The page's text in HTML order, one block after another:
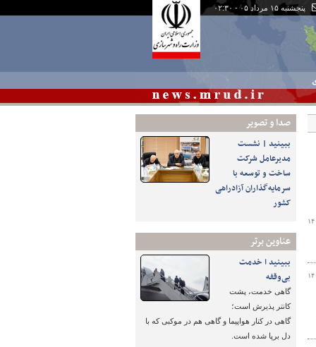
پنجشنبه ۱۵ مرداد ۰۵ - ۰۲:۳۰
صدا و تصوير
ببینید | نشست
مدیرعامل شرکت
ساخت و توسعه با
سرمایه‌گذاران آزادراهی
کشور
عناوین برتر
ببینید ا خدمت
بی‌وقفه
گاهی خدمت، پشت
کانتر پذیرش است؛
گاهی در کنار هواپیما و گاهی هم در موکبی که با
دل برپا شده است.